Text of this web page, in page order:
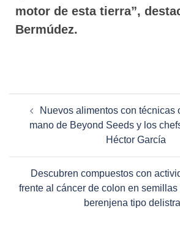
motor de esta tierra”,
Bermúdez.
Nuevos alimentos con técnicas
mano de Beyond Seeds y los
Héctor García
Descubren compuestos con
frente al cáncer de colon en
berenjena tipo delistra